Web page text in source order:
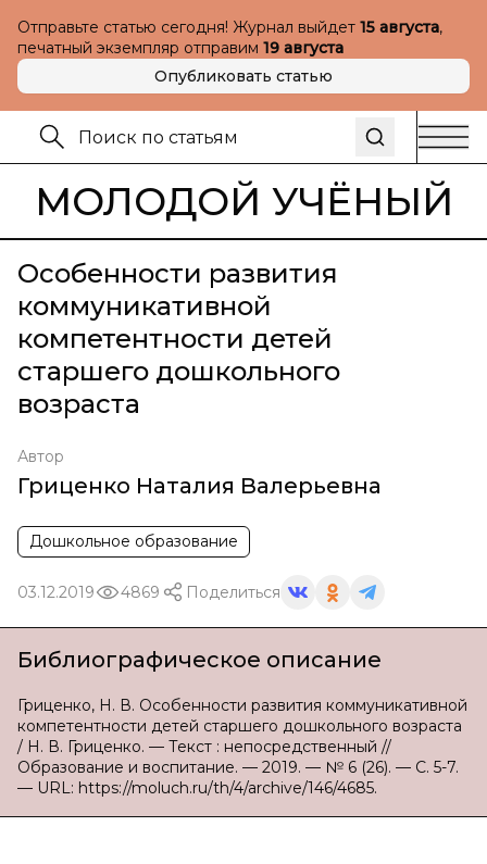
Отправьте статью сегодня! Журнал выйдет 15 августа,
печатный экземпляр отправим 19 августа
Опубликовать статью
МОЛОДОЙ УЧЁНЫЙ
Особенности развития
коммуникативной
компетентности детей
старшего дошкольного
возраста
Автор
Гриценко Наталия Валерьевна
Дошкольное образование
03.12.2019 4869 Поделиться
Библиографическое описание
Гриценко, Н. В. Особенности развития коммуникативной
компетентности детей старшего дошкольного возраста
/ Н. В. Гриценко. — Текст : непосредственный //
Образование и воспитание. — 2019. — № 6 (26). — С. 5-7.
— URL: https://moluch.ru/th/4/archive/146/4685.